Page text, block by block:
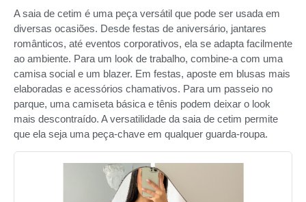
A saia de cetim é uma peça versátil que pode ser usada em
diversas ocasiões. Desde festas de aniversário, jantares
românticos, até eventos corporativos, ela se adapta facilmente
ao ambiente. Para um look de trabalho, combine-a com uma
camisa social e um blazer. Em festas, aposte em blusas mais
elaboradas e acessórios chamativos. Para um passeio no
parque, uma camiseta básica e tênis podem deixar o look
mais descontraído. A versatilidade da saia de cetim permite
que ela seja uma peça-chave em qualquer guarda-roupa.